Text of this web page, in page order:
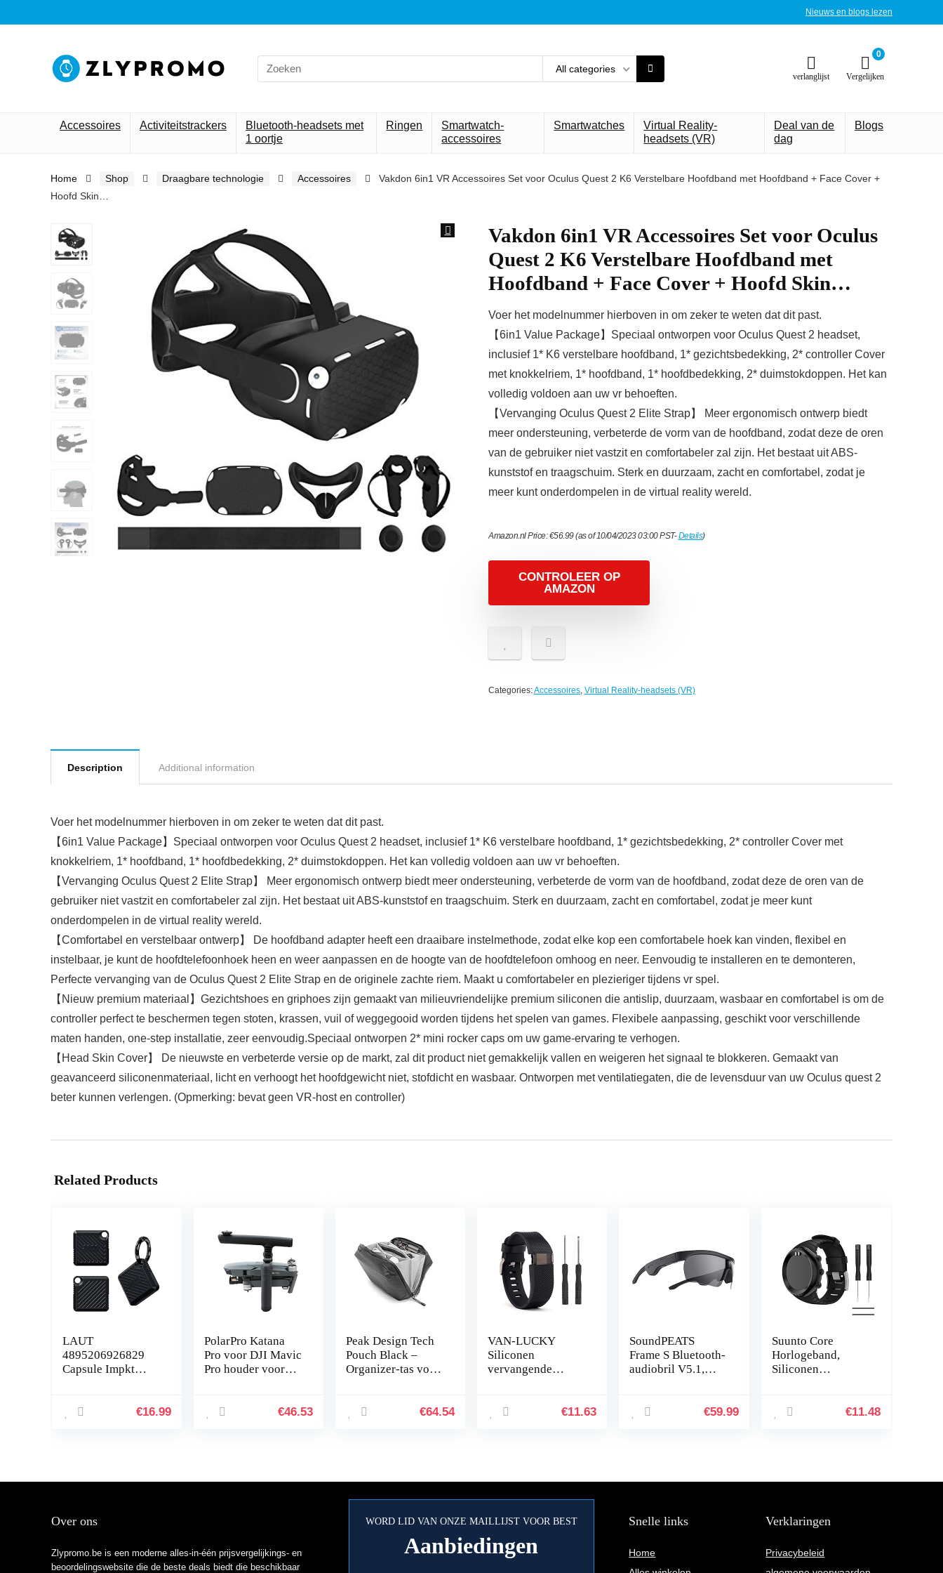
Nieuws en blogs lezen
Search
for:
All categories
verlanglijst
0
Vergelijken
Accessoires Activiteitstrackers
Bluetooth-headsets met
1 oortje
Ringen
Smartwatch-
accessoires
Smartwatches
Virtual Reality-
headsets (VR)
Deal van de
dag
Blogs
Home Shop Draagbare technologie Accessoires
Vakdon 6in1 VR Accessoires Set voor Oculus Quest 2 K6 Verstelbare Hoofdband met Hoofdband + Face Cover +
Hoofd Skin…
Vakdon 6in1 VR Accessoires Set voor Oculus
Quest 2 K6 Verstelbare Hoofdband met
Hoofdband + Face Cover + Hoofd Skin…
Voer het modelnummer hierboven in om zeker te weten dat dit past.
【6in1 Value Package】Speciaal ontworpen voor Oculus Quest 2 headset,
inclusief 1* K6 verstelbare hoofdband, 1* gezichtsbedekking, 2* controller Cover
met knokkelriem, 1* hoofdband, 1* hoofdbedekking, 2* duimstokdoppen. Het kan
volledig voldoen aan uw vr behoeften.
【Vervanging Oculus Quest 2 Elite Strap】 Meer ergonomisch ontwerp biedt
meer ondersteuning, verbeterde de vorm van de hoofdband, zodat deze de oren
van de gebruiker niet vastzit en comfortabeler zal zijn. Het bestaat uit ABS-
kunststof en traagschuim. Sterk en duurzaam, zacht en comfortabel, zodat je
meer kunt onderdompelen in de virtual reality wereld.
Amazon.nl Price:€56.99(as of 10/04/2023 03:00 PST-Details)
CONTROLEER OP
AMAZON
Categories:Accessoires, Virtual Reality-headsets (VR)
Description Additional information
Voer het modelnummer hierboven in om zeker te weten dat dit past.
【6in1 Value Package】Speciaal ontworpen voor Oculus Quest 2 headset, inclusief 1* K6 verstelbare hoofdband, 1* gezichtsbedekking, 2* controller Cover met
knokkelriem, 1* hoofdband, 1* hoofdbedekking, 2* duimstokdoppen. Het kan volledig voldoen aan uw vr behoeften.
【Vervanging Oculus Quest 2 Elite Strap】 Meer ergonomisch ontwerp biedt meer ondersteuning, verbeterde de vorm van de hoofdband, zodat deze de oren van de
gebruiker niet vastzit en comfortabeler zal zijn. Het bestaat uit ABS-kunststof en traagschuim. Sterk en duurzaam, zacht en comfortabel, zodat je meer kunt
onderdompelen in de virtual reality wereld.
【Comfortabel en verstelbaar ontwerp】 De hoofdband adapter heeft een draaibare instelmethode, zodat elke kop een comfortabele hoek kan vinden, flexibel en
instelbaar, je kunt de hoofdtelefoonhoek heen en weer aanpassen en de hoogte van de hoofdtelefoon omhoog en neer. Eenvoudig te installeren en te demonteren,
Perfecte vervanging van de Oculus Quest 2 Elite Strap en de originele zachte riem. Maakt u comfortabeler en plezieriger tijdens vr spel.
【Nieuw premium materiaal】Gezichtshoes en griphoes zijn gemaakt van milieuvriendelijke premium siliconen die antislip, duurzaam, wasbaar en comfortabel is om de
controller perfect te beschermen tegen stoten, krassen, vuil of weggegooid worden tijdens het spelen van games. Flexibele aanpassing, geschikt voor verschillende
maten handen, one-step installatie, zeer eenvoudig.Speciaal ontworpen 2* mini rocker caps om uw game-ervaring te verhogen.
【Head Skin Cover】 De nieuwste en verbeterde versie op de markt, zal dit product niet gemakkelijk vallen en weigeren het signaal te blokkeren. Gemaakt van
geavanceerd siliconenmateriaal, licht en verhoogt het hoofdgewicht niet, stofdicht en wasbaar. Ontworpen met ventilatiegaten, die de levensduur van uw Oculus quest 2
beter kunnen verlengen. (Opmerking: bevat geen VR-host en controller)
Related Products
LAUT
4895206926829
Capsule Impkt
€16.99
PolarPro Katana
Pro voor DJI Mavic
Pro houder voor
€46.53
Peak Design Tech
Pouch Black –
Organizer-tas voor
€64.54
VAN-LUCKY
Siliconen
vervangende
armband voor
€11.63
SoundPEATS
Frame S Bluetooth-
audiobril V5.1,
Qualcomm
€59.99
Suunto Core
Horlogeband,
Siliconen
Suunto Core,
€11.48
Over ons
Zlypromo.be is een moderne alles-in-één prijsvergelijkings- en
beoordelingswebsite die de beste deals biedt die beschikbaar
WORD LID VAN ONZE MAILLIJST VOOR BEST
Aanbiedingen
Snelle links
Home
Verklaringen
Privacybeleid